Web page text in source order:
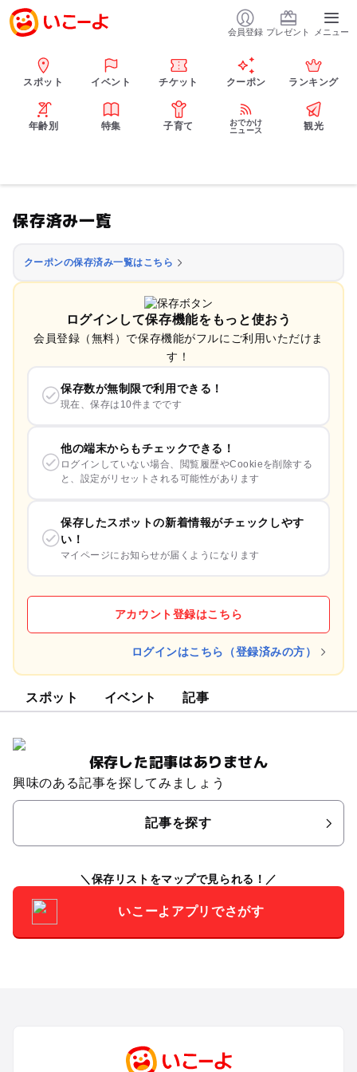
会員登録 プレゼント メニュー
スポット イベント チケット クーポン ランキング
年齢別 特集 子育て
おでかけ
ニュース
観光
保存済み一覧
クーポンの保存済み一覧はこちら
ログインして保存機能をもっと使おう
会員登録（無料）で保存機能がフルにご利用いただけま
す！
保存数が無制限で利用できる！
現在、保存は10件までです
他の端末からもチェックできる！
ログインしていない場合、閲覧履歴やCookieを削除する
と、設定がリセットされる可能性があります
保存したスポットの新着情報がチェックしやす
い！
マイページにお知らせが届くようになります
アカウント登録はこちら
ログインはこちら（登録済みの方）
スポット イベント 記事
保存した記事はありません
興味のある記事を探してみましょう
記事を探す
保存リストをマップで見られる！
いこーよアプリでさがす